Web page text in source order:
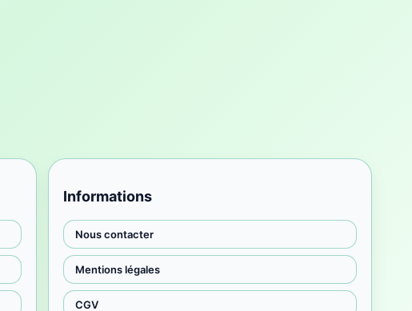
Informations
Nous contacter
Mentions légales
CGV